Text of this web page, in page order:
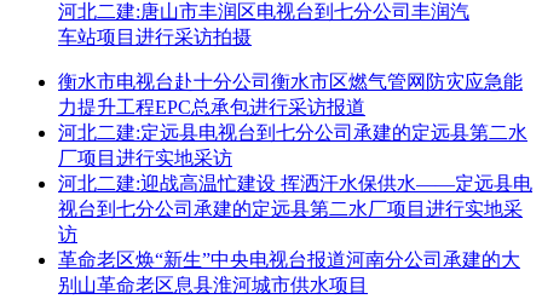
河北二建:唐山市丰润区电视台到七分公司丰润汽
车站项目进行采访拍摄
衡水市电视台赴十分公司衡水市区燃气管网防灾应急能
力提升工程EPC总承包进行采访报道
河北二建:定远县电视台到七分公司承建的定远县第二水
厂项目进行实地采访
河北二建:迎战高温忙建设 挥洒汗水保供水——定远县电
视台到七分公司承建的定远县第二水厂项目进行实地采
访
革命老区焕“新生”中央电视台报道河南分公司承建的大
别山革命老区息县淮河城市供水项目